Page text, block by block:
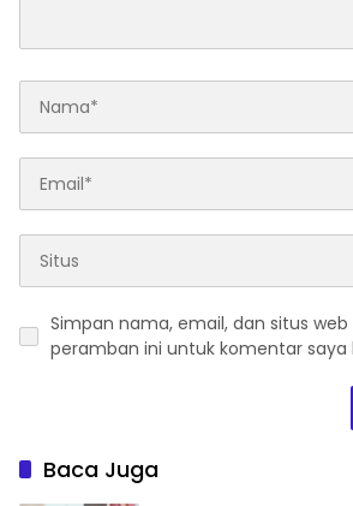
Simpan nama, email, dan situs
peramban ini untuk komentar saya
Baca Juga